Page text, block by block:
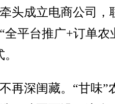
头成立电商公司，
全平台推广+订单农
深闺藏。“甘味”